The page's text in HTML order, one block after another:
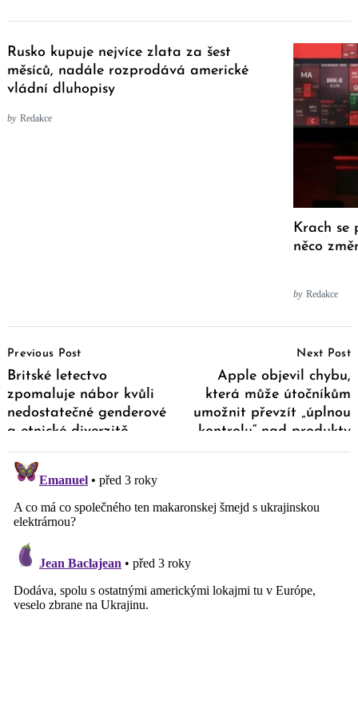
Rusko kupuje nejvíce zlata za šest
měsíců, nadále rozprodává americké
vládní dluhopisy
by Redakce
Krach se
něco
by Redakce
Navigation
Previous Post
Britské letectvo
zpomaluje nábor kvůli
nedostatečné genderové
a etnické diverzitě
Next Post
Apple objevil chybu,
která může útočníkům
umožnit převzít „úplnou
kontrolu“ nad produkty